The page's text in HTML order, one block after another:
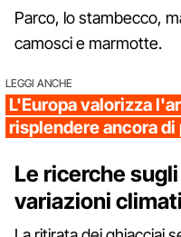
Parco, lo stambecco,
camosci e marmotte.
LEGGI ANCHE
L'Europa valorizza
risplendere ancora
Le ricerche
variazioni